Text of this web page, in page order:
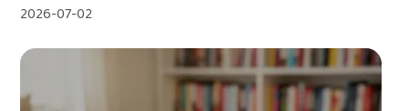
2026-07-02